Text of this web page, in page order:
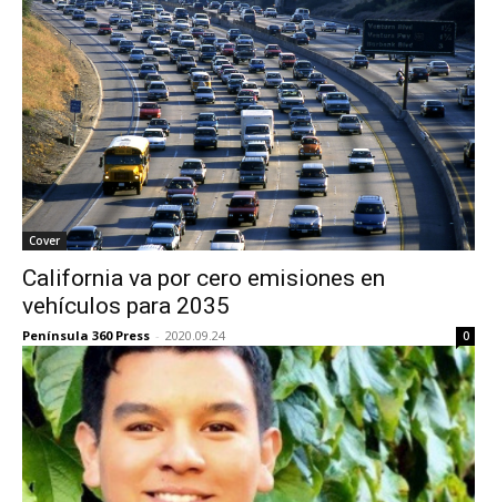
Cover
California va por cero emisiones en
vehículos para 2035
Península 360 Press - 2020.09.24 0